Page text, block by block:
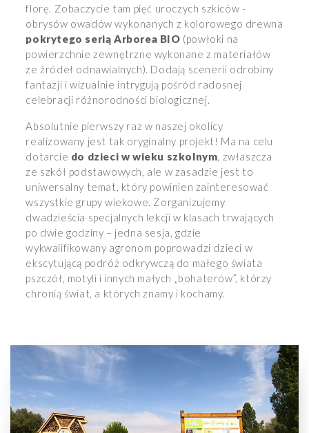
florę. Zobaczycie tam pięć uroczych szkiców -
obrysów owadów wykonanych z kolorowego drewna
pokrytego serią Arborea BIO (powłoki na
powierzchnie zewnętrzne wykonane z materiałów
ze źródeł odnawialnych). Dodają scenerii odrobiny
fantazji i wizualnie intrygują pośród radosnej
celebracji różnorodności biologicznej.
Absolutnie pierwszy raz w naszej okolicy
realizowany jest tak oryginalny projekt! Ma na celu
dotarcie do dzieci w wieku szkolnym, zwłaszcza
ze szkół podstawowych, ale w zasadzie jest to
uniwersalny temat, który powinien zainteresować
wszystkie grupy wiekowe. Zorganizujemy
dwadzieścia specjalnych lekcji w klasach trwających
po dwie godziny – jedna sesja, gdzie
wykwalifikowany agronom poprowadzi dzieci w
ekscytującą podróż odkrywczą do małego świata
pszczół, motyli i innych małych „bohaterów”, którzy
chronią świat, a których znamy i kochamy.